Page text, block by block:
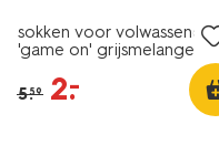
sokken voor volwassenen
'game on' grijsmelange
5.59 2.
–